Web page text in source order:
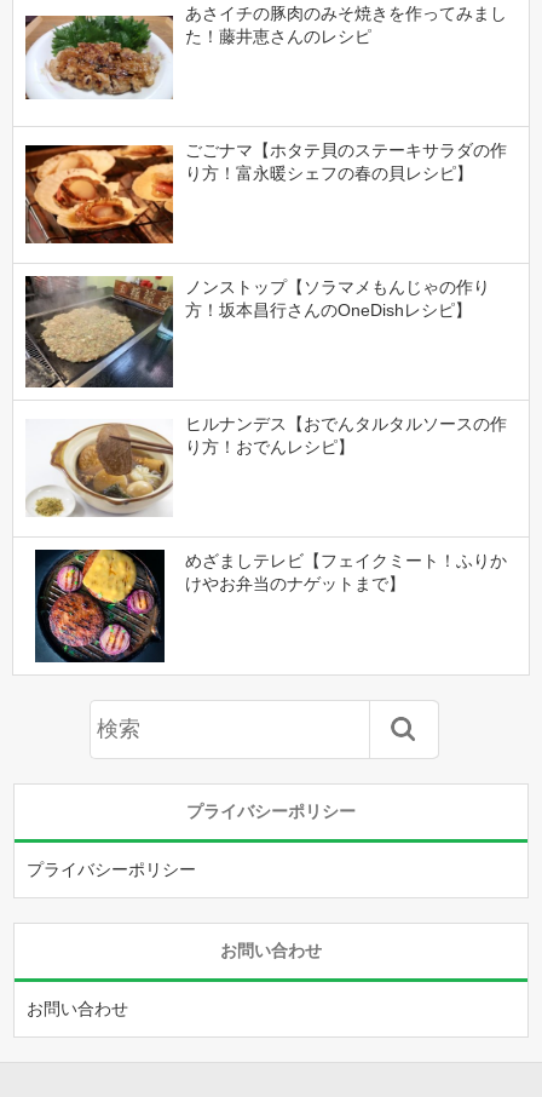
あさイチの豚肉のみそ焼きを作ってみまし
た！藤井恵さんのレシピ
ごごナマ【ホタテ貝のステーキサラダの作
り方！富永暖シェフの春の貝レシピ】
ノンストップ【ソラマメもんじゃの作り
方！坂本昌行さんのOneDishレシピ】
ヒルナンデス【おでんタルタルソースの作
り方！おでんレシピ】
めざましテレビ【フェイクミート！ふりか
けやお弁当のナゲットまで】
プライバシーポリシー
プライバシーポリシー
お問い合わせ
お問い合わせ